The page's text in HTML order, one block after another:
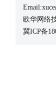
欧华网络
冀ICP备